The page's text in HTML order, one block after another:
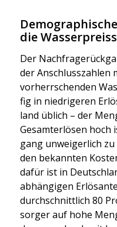
die
Der
der Anschluss­zah­len
vor­herr­schen­den
fig in nied­ri­ge­ren
land üblich – der
Gesamt­erlö­sen
gang unwei­ger­lich
den bekann­ten
dafür ist in
ab­hän­gi­gen
durch­schnitt­lich 80
sor­ger auf hohe